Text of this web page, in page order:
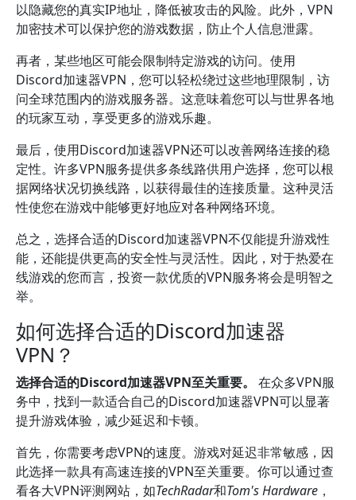
以隐藏您的真实IP地址，降低被攻击的风险。此外，VPN
加密技术可以保护您的游戏数据，防止个人信息泄露。
再者，某些地区可能会限制特定游戏的访问。使用
Discord加速器VPN，您可以轻松绕过这些地理限制，访
问全球范围内的游戏服务器。这意味着您可以与世界各地
的玩家互动，享受更多的游戏乐趣。
最后，使用Discord加速器VPN还可以改善网络连接的稳
定性。许多VPN服务提供多条线路供用户选择，您可以根
据网络状况切换线路，以获得最佳的连接质量。这种灵活
性使您在游戏中能够更好地应对各种网络环境。
总之，选择合适的Discord加速器VPN不仅能提升游戏性
能，还能提供更高的安全性与灵活性。因此，对于热爱在
线游戏的您而言，投资一款优质的VPN服务将会是明智之
举。
如何选择合适的Discord加速器
VPN？
选择合适的Discord加速器VPN至关重要。
在众多VPN服
务中，找到一款适合自己的Discord加速器VPN可以显著
提升游戏体验，减少延迟和卡顿。
首先，你需要考虑VPN的速度。游戏对延迟非常敏感，因
此选择一款具有高速连接的VPN至关重要。你可以通过查
看各大VPN评测网站，如TechRadar和Tom's Hardware ，